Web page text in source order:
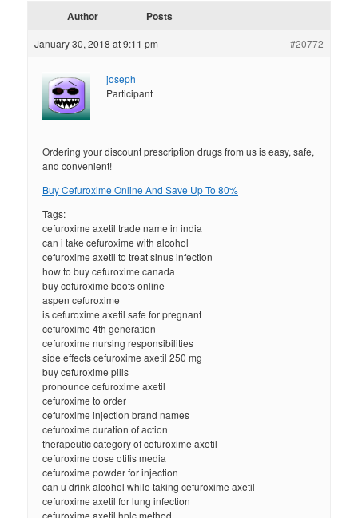
Author Posts
January 30, 2018 at 9:11 pm #20772
joseph
Participant
Ordering your discount prescription drugs from us is easy, safe,
and convenient!
Buy Cefuroxime Online And Save Up To 80%
Tags:
cefuroxime axetil trade name in india
can i take cefuroxime with alcohol
cefuroxime axetil to treat sinus infection
how to buy cefuroxime canada
buy cefuroxime boots online
aspen cefuroxime
is cefuroxime axetil safe for pregnant
cefuroxime 4th generation
cefuroxime nursing responsibilities
side effects cefuroxime axetil 250 mg
buy cefuroxime pills
pronounce cefuroxime axetil
cefuroxime to order
cefuroxime injection brand names
cefuroxime duration of action
therapeutic category of cefuroxime axetil
cefuroxime dose otitis media
cefuroxime powder for injection
can u drink alcohol while taking cefuroxime axetil
cefuroxime axetil for lung infection